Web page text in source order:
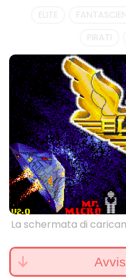
ELITE
PIRATI
La schermata di